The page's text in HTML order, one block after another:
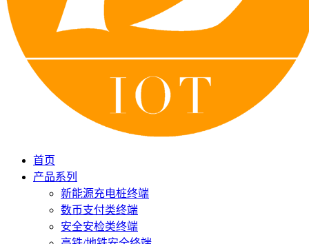
首页
产品系列
新能源充电桩终端
数币支付类终端
安全安检类终端